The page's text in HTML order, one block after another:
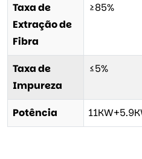
Taxa de
Extração de
Fibra
≥85%
Taxa de
Impureza
≤5%
Potência